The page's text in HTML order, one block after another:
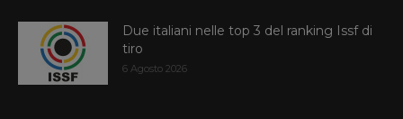
Due italiani nelle top 3 del ranking Issf di
tiro
6 Agosto 2026